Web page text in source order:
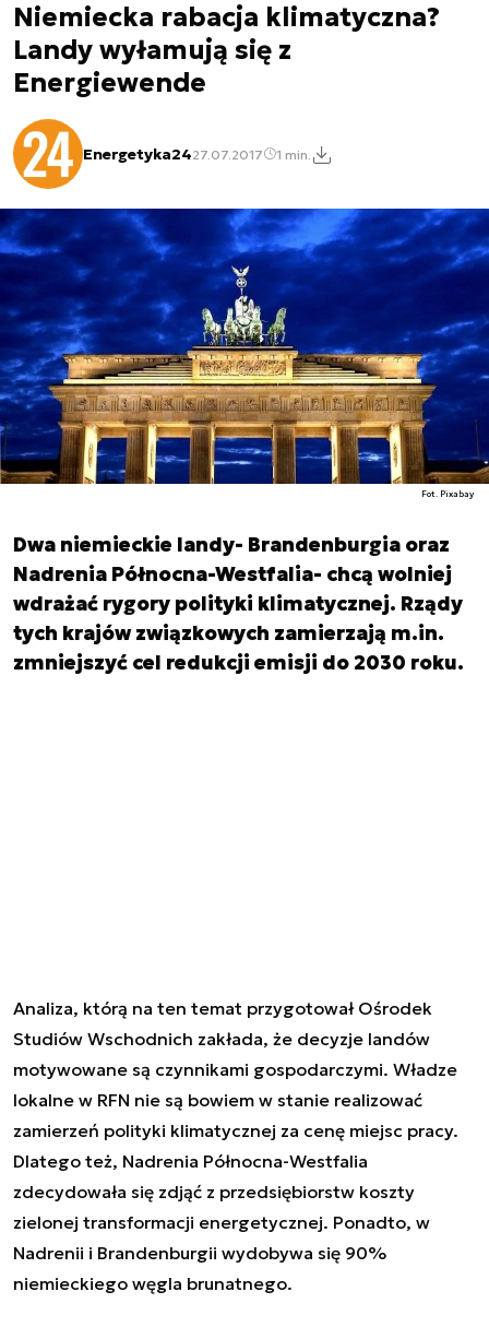
Niemiecka rabacja klimatyczna?
Landy wyłamują się z
Energiewende
Energetyka2427.07.2017 1 min.
Fot. Pixabay
Dwa niemieckie landy- Brandenburgia oraz
Nadrenia Północna-Westfalia- chcą wolniej
wdrażać rygory polityki klimatycznej. Rządy
tych krajów związkowych zamierzają m.in.
zmniejszyć cel redukcji emisji do 2030 roku.
Analiza, którą na ten temat przygotował Ośrodek
Studiów Wschodnich zakłada, że decyzje landów
motywowane są czynnikami gospodarczymi. Władze
lokalne w RFN nie są bowiem w stanie realizować
zamierzeń polityki klimatycznej za cenę miejsc pracy.
Dlatego też, Nadrenia Północna-Westfalia
zdecydowała się zdjąć z przedsiębiorstw koszty
zielonej transformacji energetycznej. Ponadto, w
Nadrenii i Brandenburgii wydobywa się 90%
niemieckiego węgla brunatnego.